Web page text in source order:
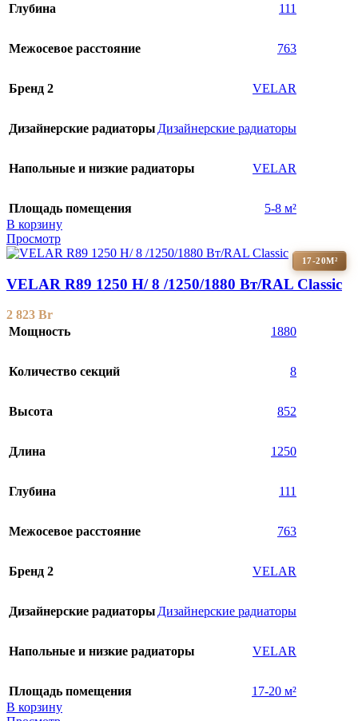
Глубина 111
Межосевое расстояние 763
Бренд 2 VELAR
Дизайнерские радиаторы Дизайнерские радиаторы
Напольные и низкие радиаторы VELAR
Площадь помещения
5-8 м²
В корзину
Просмотр
17-20М²
VELAR R89 1250 H/ 8 /1250/1880 Вт/RAL Classic
2 823 Br
Мощность
1880
Количество секций 8
Высота 852
Длина 1250
Глубина 111
Межосевое расстояние 763
Бренд 2 VELAR
Дизайнерские радиаторы Дизайнерские радиаторы
Напольные и низкие радиаторы VELAR
Площадь помещения
17-20 м²
В корзину